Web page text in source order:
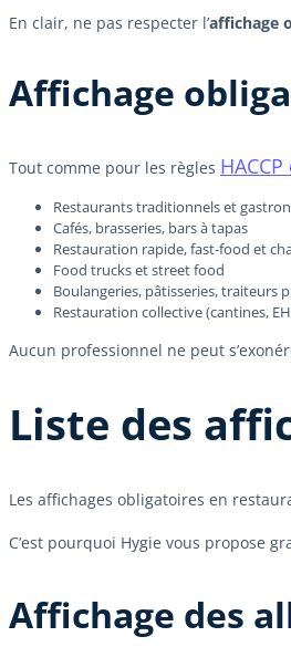
En clair, ne pas respecter l’affichage
Affichage
Tout comme pour les règles
Restaurants traditionnels et
Cafés, brasseries, bars à tapas
Restauration rapide, fast-food et
Food trucks et street food
Boulangeries, pâtisseries, traiteurs
Restauration collective (cantines,
Aucun professionnel ne peut
Liste des
Les affichages obligatoires en
C’est pourquoi Hygie vous propose
Affichage des